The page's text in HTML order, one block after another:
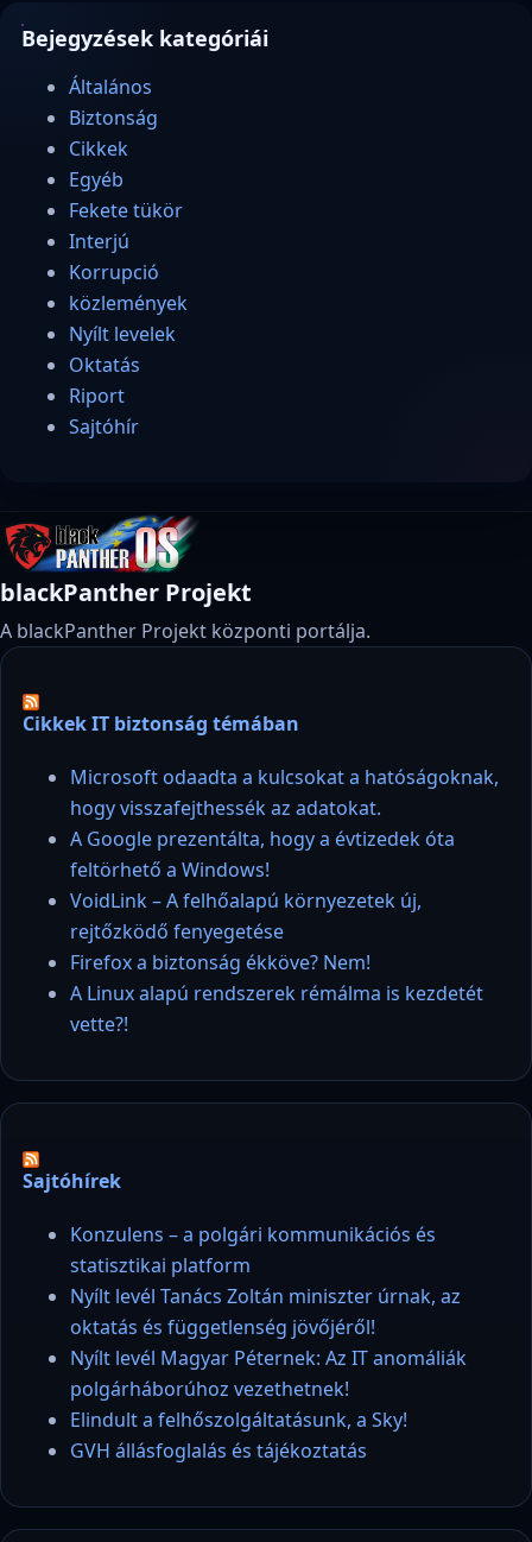
Bejegyzések kategóriái
Általános
Biztonság
Cikkek
Egyéb
Fekete tükör
Interjú
Korrupció
közlemények
Nyílt levelek
Oktatás
Riport
Sajtóhír
blackPanther Projekt
A blackPanther Projekt központi portálja.
Cikkek IT biztonság témában
Microsoft odaadta a kulcsokat a hatóságoknak,
hogy visszafejthessék az adatokat.
A Google prezentálta, hogy a évtizedek óta
feltörhető a Windows!
VoidLink – A felhőalapú környezetek új,
rejtőzködő fenyegetése
Firefox a biztonság ékköve? Nem!
A Linux alapú rendszerek rémálma is kezdetét
vette?!
Sajtóhírek
Konzulens – a polgári kommunikációs és
statisztikai platform
Nyílt levél Tanács Zoltán miniszter úrnak, az
oktatás és függetlenség jövőjéről!
Nyílt levél Magyar Péternek: Az IT anomáliák
polgárháborúhoz vezethetnek!
Elindult a felhőszolgáltatásunk, a Sky!
GVH állásfoglalás és tájékoztatás